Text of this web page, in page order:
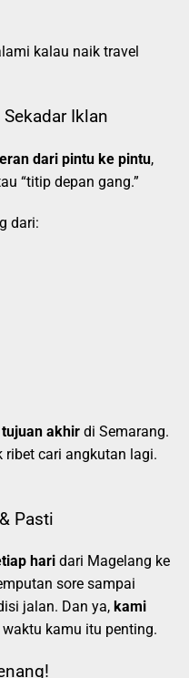
kalau naik travel
Iklan
dari pintu ke pintu,
“titip depan gang.”
dari:
akhir di Semarang.
ribet cari angkutan lagi.
Pasti
hari dari Magelang ke
sore sampai
jalan. Dan ya, kami
kamu itu penting.